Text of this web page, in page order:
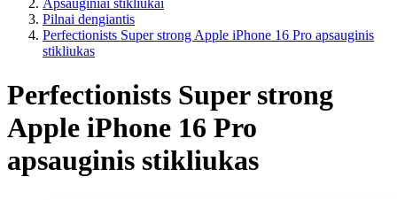
Apsauginiai stikliukai
Pilnai dengiantis
Perfectionists Super strong Apple iPhone 16 Pro apsauginis
stikliukas
Perfectionists Super strong
Apple iPhone 16 Pro
apsauginis stikliukas